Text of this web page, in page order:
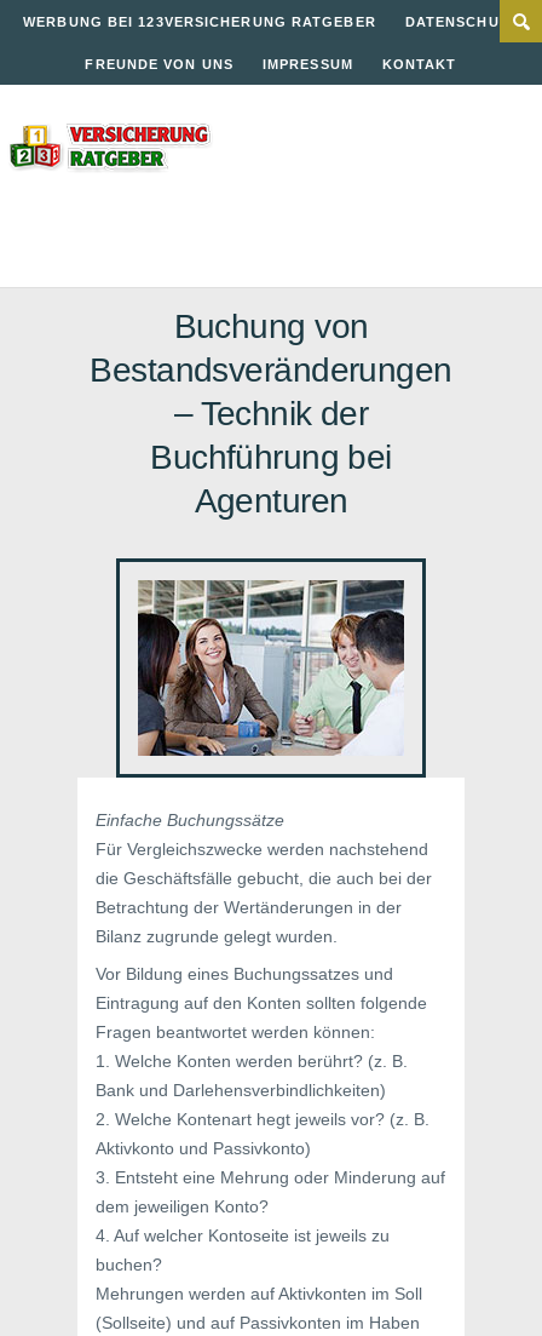
WERBUNG BEI 123VERSICHERUNG RATGEBER DATENSCHUTZ
FREUNDE VON UNS IMPRESSUM KONTAKT
Buchung von
Bestandsveränderungen
– Technik der
Buchführung bei
Agenturen
Einfache Buchungssätze
Für Vergleichszwecke werden nachstehend
die Geschäftsfälle gebucht, die auch bei der
Betrachtung der Wertänderungen in der
Bilanz zugrunde gelegt wurden.
Vor Bildung eines Buchungssatzes und
Eintragung auf den Konten sollten folgende
Fragen beantwortet werden können:
1. Welche Konten werden berührt? (z. B.
Bank und Darlehensverbindlichkeiten)
2. Welche Kontenart hegt jeweils vor? (z. B.
Aktivkonto und Passivkonto)
3. Entsteht eine Mehrung oder Minderung auf
dem jeweiligen Konto?
4. Auf welcher Kontoseite ist jeweils zu
buchen?
Mehrungen werden auf Aktivkonten im Soll
(Sollseite) und auf Passivkonten im Haben